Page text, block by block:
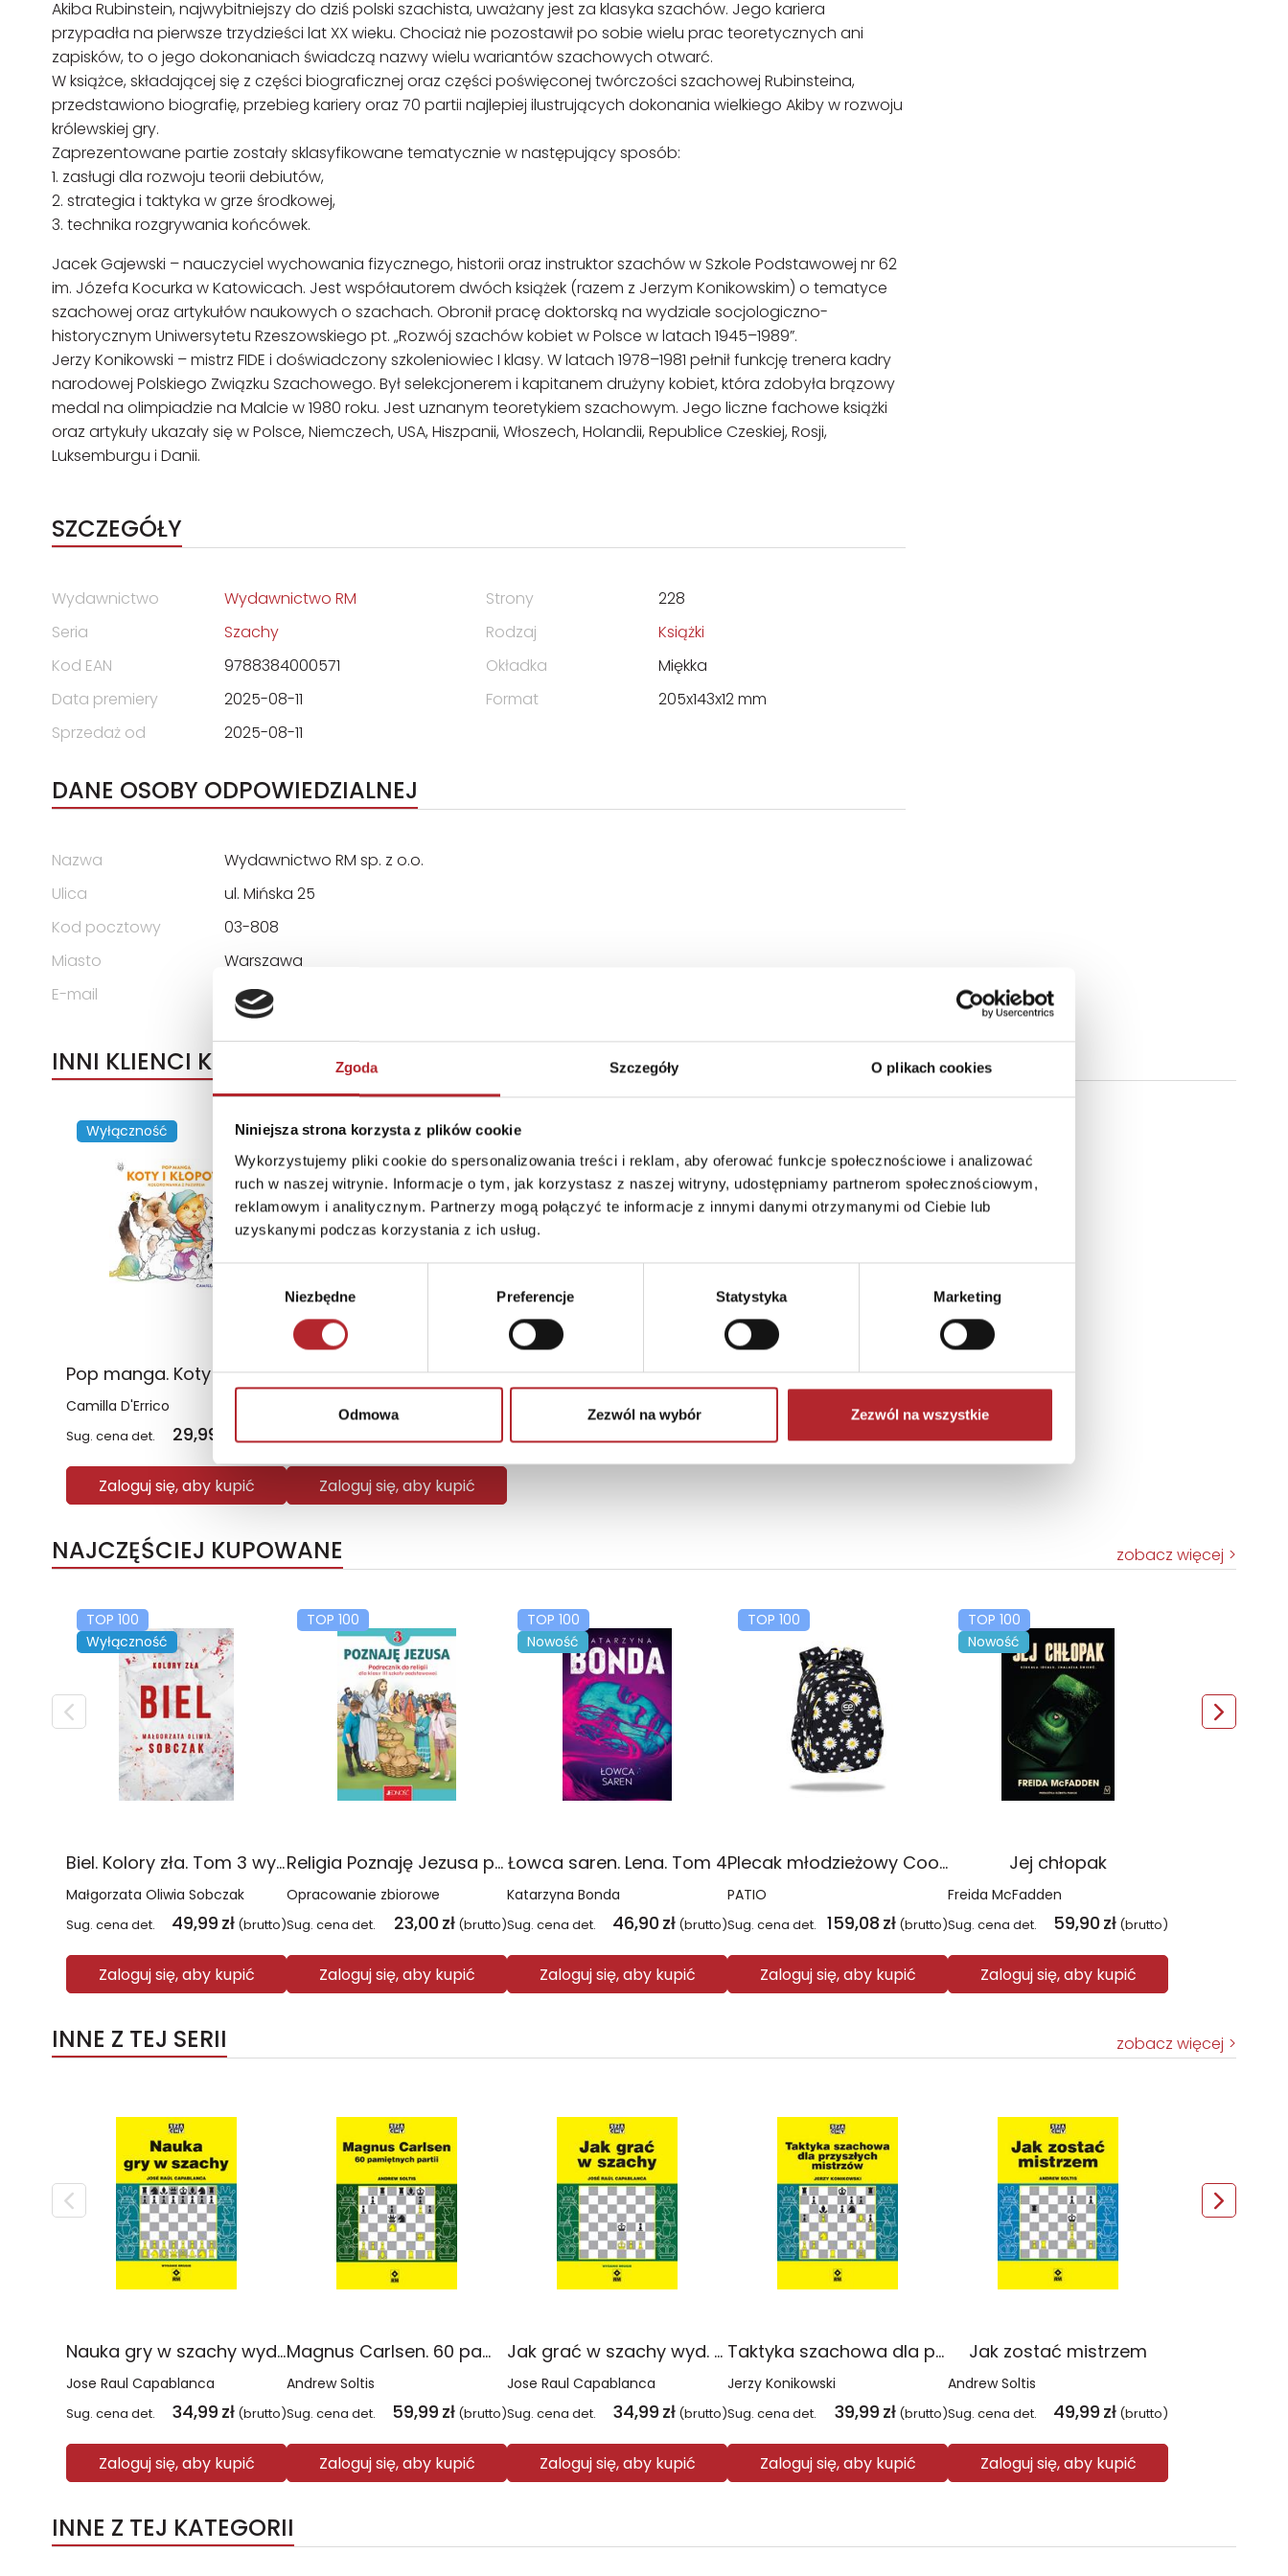
Zgoda Szczegóły O plikach cookies
Niniejsza strona korzysta z plików cookie
Wykorzystujemy pliki cookie do spersonalizowania treści i reklam, aby oferować funkcje społecznościowe i analizować
ruch w naszej witrynie. Informacje o tym, jak korzystasz z naszej witryny, udostępniamy partnerom społecznościowym,
reklamowym i analitycznym. Partnerzy mogą połączyć te informacje z innymi danymi otrzymanymi od Ciebie lub
uzyskanymi podczas korzystania z ich usług.
Wybór
Niezbędne Preferencje Statystyka Marketing
Odmowa Zezwól na wybór Zezwól na wszystkie
Akiba Rubinstein, najwybitniejszy do dziś polski szachista, uważany jest za klasyka szachów. Jego kariera
przypadła na pierwsze trzydzieści lat XX wieku. Chociaż nie pozostawił po sobie wielu prac teoretycznych ani
zapisków, to o jego dokonaniach świadczą nazwy wielu wariantów szachowych otwarć.
W książce, składającej się z części biograficznej oraz części poświęconej twórczości szachowej Rubinsteina,
przedstawiono biografię, przebieg kariery oraz 70 partii najlepiej ilustrujących dokonania wielkiego Akiby w rozwoju
królewskiej gry.
Zaprezentowane partie zostały sklasyfikowane tematycznie w następujący sposób:
1. zasługi dla rozwoju teorii debiutów,
2. strategia i taktyka w grze środkowej,
3. technika rozgrywania końcówek.
Jacek Gajewski – nauczyciel wychowania fizycznego, historii oraz instruktor szachów w Szkole Podstawowej nr 62
im. Józefa Kocurka w Katowicach. Jest współautorem dwóch książek (razem z Jerzym Konikowskim) o tematyce
szachowej oraz artykułów naukowych o szachach. Obronił pracę doktorską na wydziale socjologiczno-
historycznym Uniwersytetu Rzeszowskiego pt. „Rozwój szachów kobiet w Polsce w latach 1945–1989”.
Jerzy Konikowski – mistrz FIDE i doświadczony szkoleniowiec I klasy. W latach 1978–1981 pełnił funkcję trenera kadry
narodowej Polskiego Związku Szachowego. Był selekcjonerem i kapitanem drużyny kobiet, która zdobyła brązowy
medal na olimpiadzie na Malcie w 1980 roku. Jest uznanym teoretykiem szachowym. Jego liczne fachowe książki
oraz artykuły ukazały się w Polsce, Niemczech, USA, Hiszpanii, Włoszech, Holandii, Republice Czeskiej, Rosji,
Luksemburgu i Danii.
SZCZEGÓŁY
Wydawnictwo
Wydawnictwo RM
Seria
Szachy
Kod EAN
9788384000571
Data premiery
2025-08-11
Sprzedaż od
2025-08-11
Strony
228
Rodzaj
Książki
Okładka
Miękka
Format
205x143x12 mm
DANE OSOBY ODPOWIEDZIALNEJ
Nazwa
Wydawnictwo RM sp. z o.o.
Ulica
ul. Mińska 25
Kod pocztowy
03-808
Miasto
Warszawa
E-mail
handlowy@rm.com.pl
INNI KLIENCI KUPOWALI
Wyłączność
Pop manga. Koty i kłopoty. Kolorowanka z pazurem
Camilla D'Errico
Sug. cena det. 29,99 (brutto)
Zaloguj się, aby kupić
Nowy Jork. Kolorowanka po numerach. Relacja Relaks
Zoé illustratrice
Sug. cena det. 49,90zł(brutto)
Zaloguj się, aby kupić
NAJCZĘŚCIEJ KUPOWANE zobacz więcej
TOP 100
Wyłączność
Biel. Kolory zła. Tom 3 wyd. 2025
Małgorzata Oliwia Sobczak
Sug. cena det. 49,99 zł (brutto)
Zaloguj się, aby kupić
TOP 100
Religia Poznaję Jezusa podręcznik dla klasy 3 szkoły podstawowej
Opracowanie zbiorowe
Sug. cena det. 23,00 zł (brutto)
Zaloguj się, aby kupić
TOP 100
Nowość
Łowca saren. Lena. Tom 4
Katarzyna Bonda
Sug. cena det. 46,90 zł (brutto)
Zaloguj się, aby kupić
TOP 100
Plecak młodzieżowy Coolpack Jerry Daisy Black
PATIO
Sug. cena det. 159,08 zł (brutto)
Zaloguj się, aby kupić
TOP 100
Nowość
Jej chłopak
Freida McFadden
Sug. cena det. 59,90 zł (brutto)
Zaloguj się, aby kupić
INNE Z TEJ SERII zobacz więcej
Nauka gry w szachy wyd. 2026
Jose Raul Capablanca
Sug. cena det. 34,99 zł (brutto)
Zaloguj się, aby kupić
Magnus Carlsen. 60 pamiętnych partii
Andrew Soltis
Sug. cena det. 59,99 zł (brutto)
Zaloguj się, aby kupić
Jak grać w szachy wyd. 2026
Jose Raul Capablanca
Sug. cena det. 34,99 zł (brutto)
Zaloguj się, aby kupić
Taktyka szachowa dla przyszłych mistrzów
Jerzy Konikowski
Sug. cena det. 39,99 zł (brutto)
Zaloguj się, aby kupić
Jak zostać mistrzem
Andrew Soltis
Sug. cena det. 49,99 zł (brutto)
Zaloguj się, aby kupić
INNE Z TEJ KATEGORII